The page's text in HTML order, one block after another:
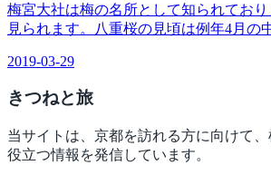
梅宮大社は梅の名所として知られてお
見られます。八重桜の見頃は例年4月の
2019-03-29
きつねと旅
当サイトは、京都を訪れる方に向けて
役立つ情報を発信しています。